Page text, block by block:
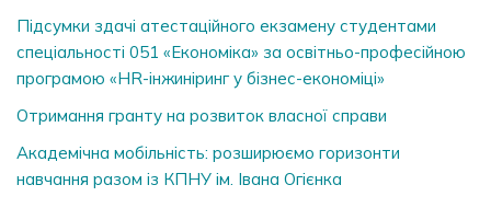
Підсумки здачі атестаційного екзамену студентами
спеціальності 051 «Економіка» за освітньо-професійною
програмою «HR-інжиніринг у бізнес-економіці»
Отримання гранту на розвиток власної справи
Академічна мобільність: розширюємо горизонти
навчання разом із КПНУ ім. Івана Огієнка